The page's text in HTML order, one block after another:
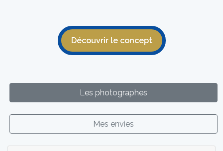
Découvrir le concept
Les photographes
Mes envies